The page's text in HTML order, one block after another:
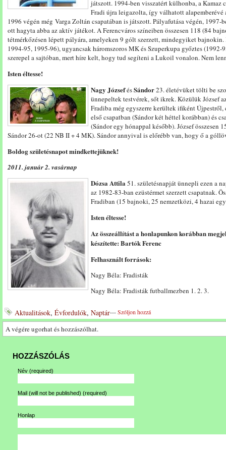
játszott. 1994-ben visszatért külhonba, a Kamaz
Fradi újra leigazolta, így válhatott alapemberévé
1996 végén még Varga Zoltán csapatában is játszott. Pályafutása végén,
ott hagyta abba az aktív játékot. A Ferencváros színeiben összesen 118 (84
tétmérkőzésen lépett pályára, amelyeken 9 gólt szerzett, mindegyiket
1994-95, 1995-96), ugyancsak háromszoros MK és Szuperkupa győztes
szerepel a sajtóban, mert híre kelt, hogy tud segíteni a Lukoil vonalon. Nem
Isten éltesse!
Nagy JózsefésSándor23. életévüket tölti be
ünnepeltek testvérek, sőt ikrek. Közülük József
Fradiba még egyszerre kerültek ifiként Újpestről,
első csapatban (Sándor két héttel korábban) és
(Sándor egy hónappal később). József összesen
Sándor 26-ot (22 NB II + 4 MK). Sándor annyival is előrébb van, hogy ő a
Boldog születésnapot mindkettejüknek!
2011. január 2. vasárnap
Dózsa Attila 51. születésnapját ünnepli ezen a
az 1982-83-ban ezüstérmet szerzett csapatnak.
Fradiban (15 bajnoki, 25 nemzetközi, 4 hazai
Isten éltesse!
Az összeállítást a honlapunkon korábban
készítette: Bartók Ferenc
Felhasznált források:
Nagy Béla: Fradisták
Nagy Béla: Fradisták futballmezben 1. 2. 3.
Aktualitások, Évfordulók, Naptár---Szóljon hozzá
A végére ugorhat és hozzászólhat.
HOZZÁSZÓLÁS
Név (required)
Mail (will not be published) (required)
Honlap